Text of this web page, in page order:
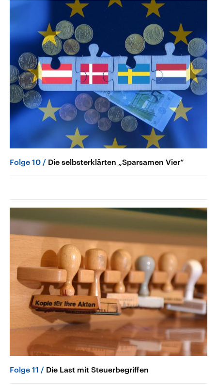
Folge 10 Die selbsterklärten „Sparsamen Vier“
Folge 11 Die Last mit Steuerbegriffen